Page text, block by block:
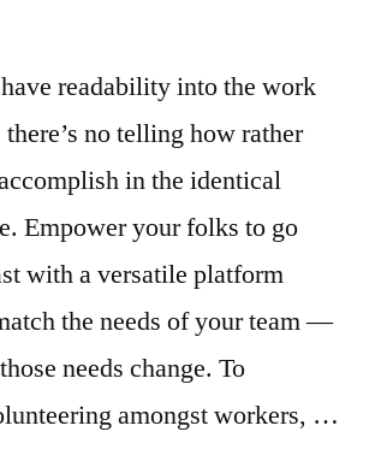
readability into the work
no telling how rather
in the identical
Empower your folks to go
with a versatile platform
the needs of your team —
needs change. To
amongst workers, …